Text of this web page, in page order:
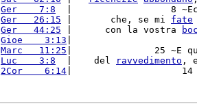
Ger    7:8
|                  8
Ger   26:15 |       che, se mi fate
Ger   44:25 |      con la vostra
Gioe    3:13 |
Marc   11:25 |               25 ~E
Luc    3:8
  |    del
ravvedimento ,
2Cor    6:14 |                    14